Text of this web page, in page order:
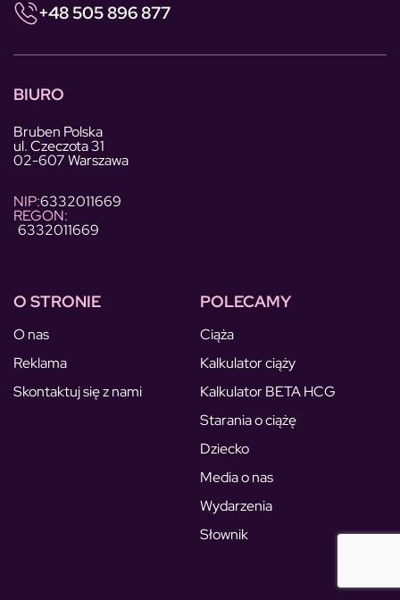
+48 505 896 877
BIURO
Bruben Polska
ul. Czeczota 31
02-607 Warszawa
NIP:6332011669
REGON:
6332011669
O STRONIE
O nas
Reklama
Skontaktuj się z nami
POLECAMY
Ciąża
Kalkulator ciąży
Kalkulator BETA HCG
Starania o ciążę
Dziecko
Media o nas
Wydarzenia
Słownik